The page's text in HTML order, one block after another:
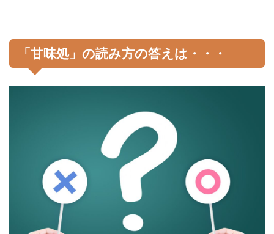
「甘味処」の読み方の答えは・・・